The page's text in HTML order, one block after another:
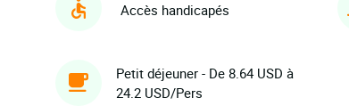
Accès handicapés
Petit déjeuner - De 8.64 USD à
24.2 USD/Pers